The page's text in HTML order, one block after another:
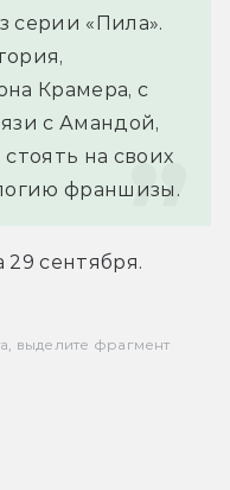
серии «Пила».
Крамера, с
с Амандой,
на своих
франшизы.
сентября.
выделите фрагмент